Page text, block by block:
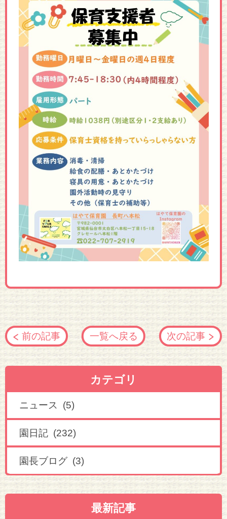
前の記事 一覧へ戻る 次の記事
カテゴリ
ニュース (5)
園日記 (232)
園長ブログ (3)
最新記事